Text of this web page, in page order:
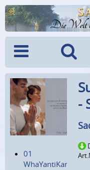
Die Welt
Menü Suche
01
WhaYantiKarYanti
-